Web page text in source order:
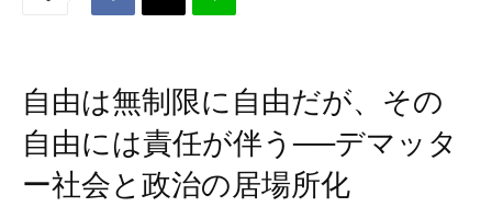
自由は無制限に自由だが、その
自由には責任が伴う──デマッタ
ー社会と政治の居場所化